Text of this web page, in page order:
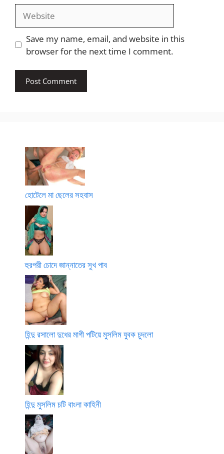
Save my name, email, and website in this
browser for the next time I comment.
হোটেলে মা ছেলের সহবাস
হুরপরী চোদে জান্নাতের সুখ পাব
হিন্দু রসালো দুধের মাগী পটিয়ে মুসলিম যুবক চুদলো
হিন্দু মুসলিম চটি বাংলা কাহিনী